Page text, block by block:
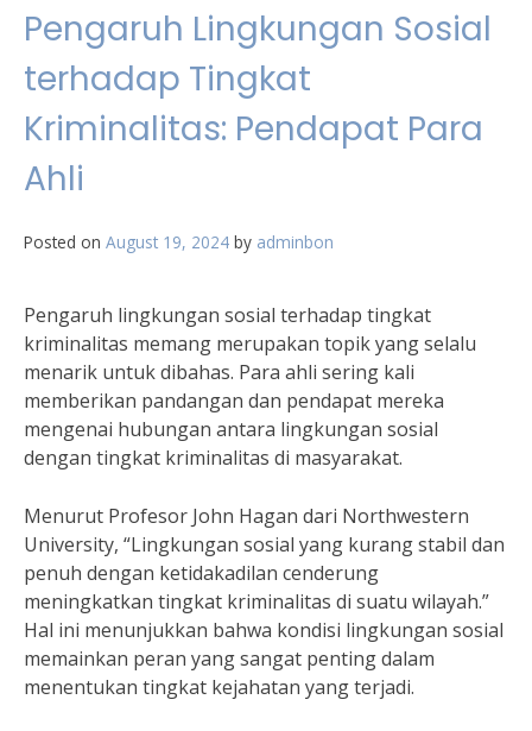
Pengaruh Lingkungan Sosial
terhadap Tingkat
Kriminalitas: Pendapat Para
Ahli
Posted on August 19, 2024 by adminbon
Pengaruh lingkungan sosial terhadap tingkat
kriminalitas memang merupakan topik yang selalu
menarik untuk dibahas. Para ahli sering kali
memberikan pandangan dan pendapat mereka
mengenai hubungan antara lingkungan sosial
dengan tingkat kriminalitas di masyarakat.
Menurut Profesor John Hagan dari Northwestern
University, “Lingkungan sosial yang kurang stabil dan
penuh dengan ketidakadilan cenderung
meningkatkan tingkat kriminalitas di suatu wilayah.”
Hal ini menunjukkan bahwa kondisi lingkungan sosial
memainkan peran yang sangat penting dalam
menentukan tingkat kejahatan yang terjadi.